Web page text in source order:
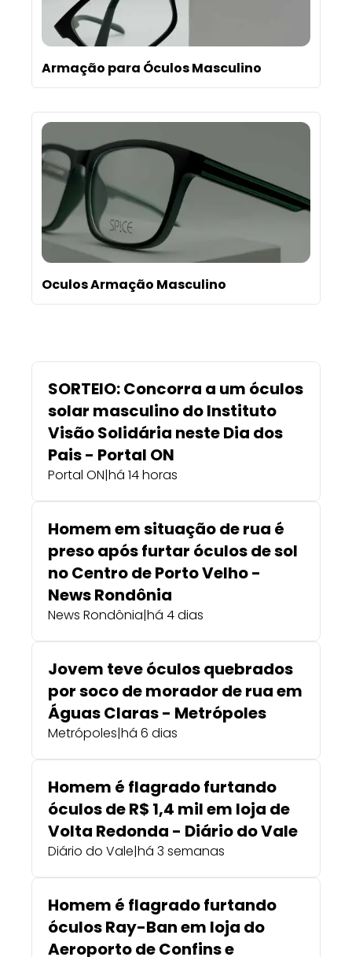
Armação para Óculos Masculino
Oculos Armação Masculino
SORTEIO: Concorra a um óculos
solar masculino do Instituto
Visão Solidária neste Dia dos
Pais - Portal ON
Portal ON|há 14 horas
Homem em situação de rua é
preso após furtar óculos de sol
no Centro de Porto Velho -
News Rondônia
News Rondônia|há 4 dias
Jovem teve óculos quebrados
por soco de morador de rua em
Águas Claras - Metrópoles
Metrópoles|há 6 dias
Homem é flagrado furtando
óculos de R$ 1,4 mil em loja de
Volta Redonda - Diário do Vale
Diário do Vale|há 3 semanas
Homem é flagrado furtando
óculos Ray-Ban em loja do
Aeroporto de Confins e